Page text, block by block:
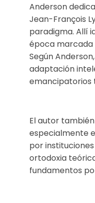
Anderson
Jean-François
paradigma. Allí
época marcada
Según
adaptación
emancipatorios
El autor
especialmente
por
ortodoxia
fundamentos